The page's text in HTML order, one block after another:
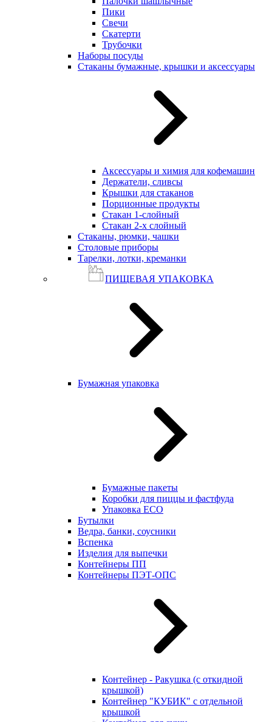
Пики
Свечи
Скатерти
Трубочки
Наборы посуды
Стаканы бумажные, крышки и аксессуары
Аксессуары и химия для кофемашин
Держатели, сливсы
Крышки для стаканов
Порционные продукты
Стакан 1-слойный
Стакан 2-х слойный
Стаканы, рюмки, чашки
Столовые приборы
Тарелки, лотки, креманки
ПИЩЕВАЯ УПАКОВКА
Бумажная упаковка
Бумажные пакеты
Коробки для пиццы и фастфуда
Упаковка ECO
Бутылки
Ведра, банки, соусники
Вспенка
Изделия для выпечки
Контейнеры ПП
Контейнеры ПЭТ-ОПС
Контейнер - Ракушка (с откидной
крышкой)
Контейнер "КУБИК" с отдельной
крышкой